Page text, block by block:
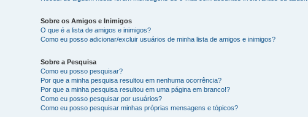
Sobre os Amigos e Inimigos
O que é a lista de amigos e inimigos?
Como eu posso adicionar/excluir usuários de minha lista de amigos e inimigos?
Sobre a Pesquisa
Como eu posso pesquisar?
Por que a minha pesquisa resultou em nenhuma ocorrência?
Por que a minha pesquisa resultou em uma página em branco!?
Como eu posso pesquisar por usuários?
Como eu posso pesquisar minhas próprias mensagens e tópicos?